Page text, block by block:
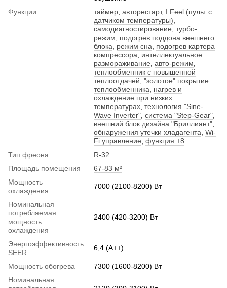
Функции
таймер авторестарт, I Feel (пульт с
датчиком температуры)
самодиагностирование турбо-
режим
подогрев поддона внешнего
блока
режим сна
подогрев картера
компрессора
интеллектуальное
размораживание авто-режим
теплообменник с повышенной
теплоотдачей "золотое" покрытие
теплообменника
нагрев и
охлаждение при низких
температурах технология "Sine-
Wave Inverter" система "Step-Gear"
внешний блок дизайна "Бриллиант"
обнаружения утечки хладагента Wi-
Fi управление функция +8
Тип фреона
R-32
Площадь помещения
67-83 м²
Мощность
охлаждения
7000 (2100-8200) Вт
Номинальная
потребляемая
мощность
охлаждения
2400 (420-3200) Вт
Энергоэффективность
SEER
6,4 (A++)
Мощность обогрева
7300 (1600-8200) Вт
Номинальная